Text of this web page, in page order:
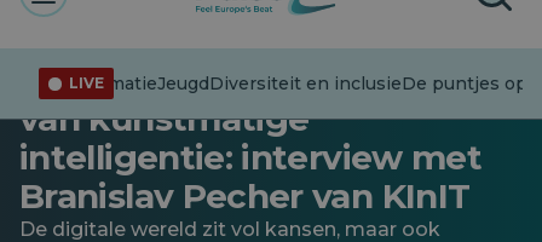
LIVE
DesinformatieJeugdDiversiteit en inclusieDe puntjes op
Jeugd
Digitaal Kompas van PulseZ
02 // Jongeren op de golven
van kunstmatige
intelligentie: interview met
Branislav Pecher van KInIT
De digitale wereld zit vol kansen, maar ook